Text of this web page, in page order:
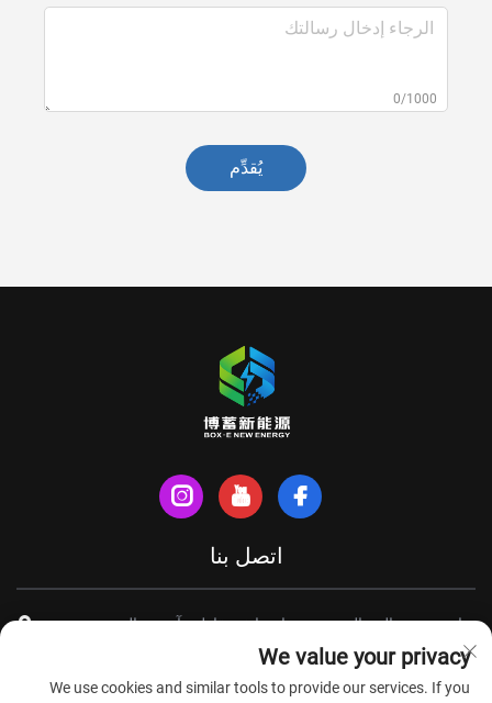
0/1000
يُقدِّم
اتصل بنا
شارع شينهي الشمالي، مدينة تيانتشانغ، مقاطعة آنهوي، الصين
+86-18949493005
We value your privacy
We use cookies and similar tools to provide our services. If you